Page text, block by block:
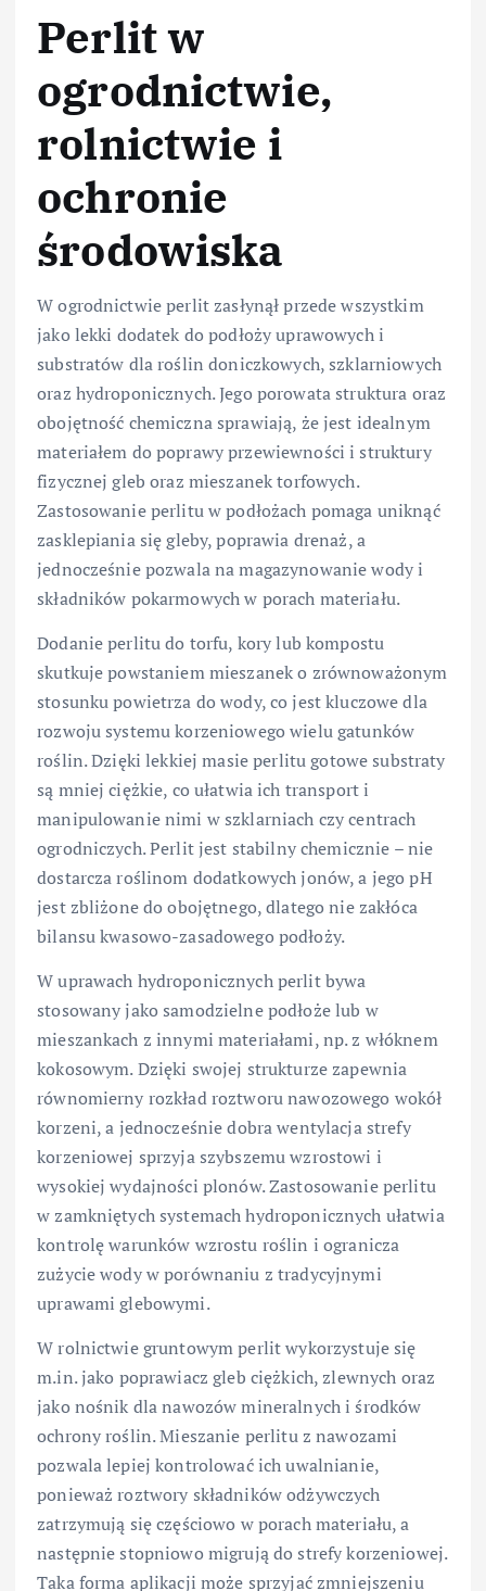
Perlit w
ogrodnictwie,
rolnictwie i
ochronie
środowiska
W ogrodnictwie perlit zasłynął przede wszystkim
jako lekki dodatek do podłoży uprawowych i
substratów dla roślin doniczkowych, szklarniowych
oraz hydroponicznych. Jego porowata struktura oraz
obojętność chemiczna sprawiają, że jest idealnym
materiałem do poprawy przewiewności i struktury
fizycznej gleb oraz mieszanek torfowych.
Zastosowanie perlitu w podłożach pomaga uniknąć
zasklepiania się gleby, poprawia drenaż, a
jednocześnie pozwala na magazynowanie wody i
składników pokarmowych w porach materiału.
Dodanie perlitu do torfu, kory lub kompostu
skutkuje powstaniem mieszanek o zrównoważonym
stosunku powietrza do wody, co jest kluczowe dla
rozwoju systemu korzeniowego wielu gatunków
roślin. Dzięki lekkiej masie perlitu gotowe substraty
są mniej ciężkie, co ułatwia ich transport i
manipulowanie nimi w szklarniach czy centrach
ogrodniczych. Perlit jest stabilny chemicznie – nie
dostarcza roślinom dodatkowych jonów, a jego pH
jest zbliżone do obojętnego, dlatego nie zakłóca
bilansu kwasowo-zasadowego podłoży.
W uprawach hydroponicznych perlit bywa
stosowany jako samodzielne podłoże lub w
mieszankach z innymi materiałami, np. z włóknem
kokosowym. Dzięki swojej strukturze zapewnia
równomierny rozkład roztworu nawozowego wokół
korzeni, a jednocześnie dobra wentylacja strefy
korzeniowej sprzyja szybszemu wzrostowi i
wysokiej wydajności plonów. Zastosowanie perlitu
w zamkniętych systemach hydroponicznych ułatwia
kontrolę warunków wzrostu roślin i ogranicza
zużycie wody w porównaniu z tradycyjnymi
uprawami glebowymi.
W rolnictwie gruntowym perlit wykorzystuje się
m.in. jako poprawiacz gleb ciężkich, zlewnych oraz
jako nośnik dla nawozów mineralnych i środków
ochrony roślin. Mieszanie perlitu z nawozami
pozwala lepiej kontrolować ich uwalnianie,
ponieważ roztwory składników odżywczych
zatrzymują się częściowo w porach materiału, a
następnie stopniowo migrują do strefy korzeniowej.
Taka forma aplikacji może sprzyjać zmniejszeniu